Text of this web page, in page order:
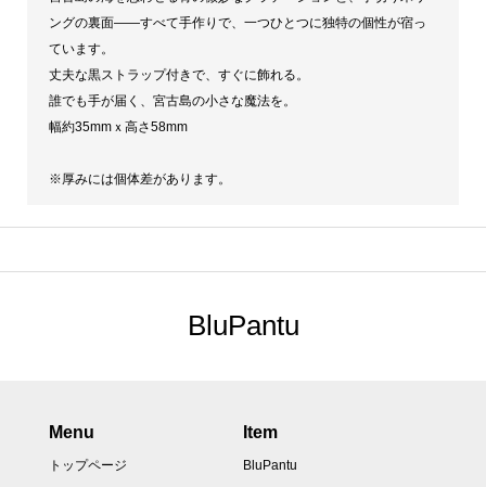
ングの裏面——すべて手作りで、一つひとつに独特の個性が宿っ
ています。
丈夫な黒ストラップ付きで、すぐに飾れる。
誰でも手が届く、宮古島の小さな魔法を。
幅約35mmｘ高さ58mm
※厚みには個体差があります。
BluPantu
Menu
トップページ
Item
BluPantu